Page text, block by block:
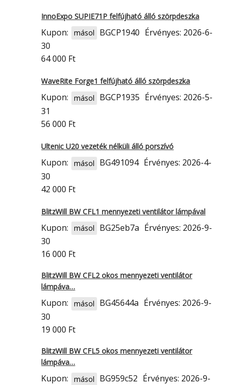
InnoExpo SUPIE71P felfújható álló szörpdeszka
Kupon: másol BGCP1940 Érvényes: 2026-6-
30
64 000 Ft
WaveRite Forge1 felfújható álló szörpdeszka
Kupon: másol BGCP1935 Érvényes: 2026-5-
31
56 000 Ft
Ultenic U20 vezeték nélküli álló porszívó
Kupon: másol BG491094 Érvényes: 2026-4-
30
42 000 Ft
BlitzWill BW CFL1 mennyezeti ventilátor lámpával
Kupon: másol BG25eb7a Érvényes: 2026-9-
30
16 000 Ft
BlitzWill BW CFL2 okos mennyezeti ventilátor
lámpáva…
Kupon: másol BG45644a Érvényes: 2026-9-
30
19 000 Ft
BlitzWill BW CFL5 okos mennyezeti ventilátor
lámpáva…
Kupon: másol BG959c52 Érvényes: 2026-9-